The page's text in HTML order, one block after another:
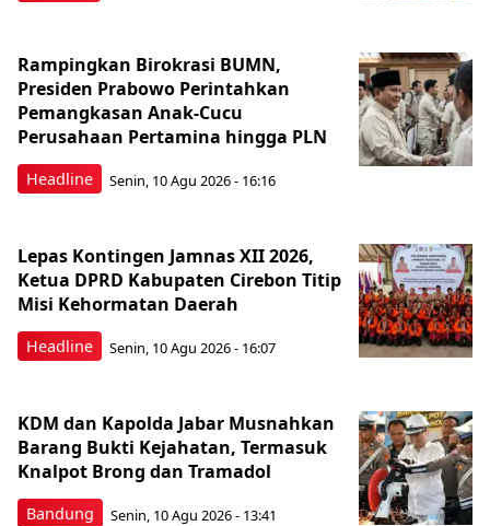
Headline
Rampingkan Birokrasi BUMN,
Presiden Prabowo Perintahkan
Pemangkasan Anak-Cucu
Perusahaan Pertamina hingga PLN
Senin, 10 Agu 2026 - 16:16
Headline
Lepas Kontingen Jamnas XII 2026,
Ketua DPRD Kabupaten Cirebon Titip
Misi Kehormatan Daerah
Senin, 10 Agu 2026 - 16:07
Bandung
KDM dan Kapolda Jabar Musnahkan
Barang Bukti Kejahatan, Termasuk
Knalpot Brong dan Tramadol
Senin, 10 Agu 2026 - 13:41